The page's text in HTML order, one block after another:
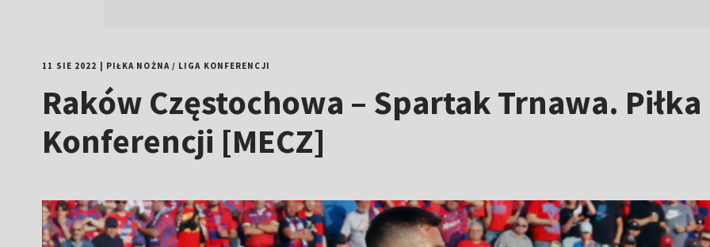
11 SIE 2022 PIŁKA NOŻNA/ LIGA KONFERENCJI
Raków Częstochowa – Spartak Trnawa.
Konferencji [MECZ]